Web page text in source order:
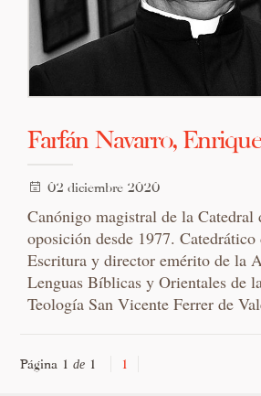
Farfán Navarro, Enrique
02 diciembre 2020
Canónigo magistral de la Catedral
oposición desde 1977. Catedrático
Escritura y director emérito de la
Lenguas Bíblicas y Orientales de
Teología San Vicente Ferrer de
Página 1de 1 1